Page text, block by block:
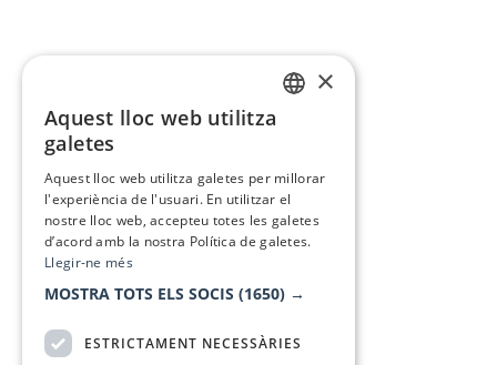
×
Aquest lloc web utilitza
galetes
Aquest lloc web utilitza galetes per millorar
l'experiència de l'usuari. En utilitzar el
nostre lloc web, accepteu totes les galetes
d’acord amb la nostra Política de galetes.
Llegir-ne més
MOSTRA TOTS ELS SOCIS (1650) →
ESTRICTAMENT NECESSÀRIES